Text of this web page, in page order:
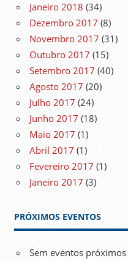
Janeiro 2018 (34)
Dezembro 2017 (8)
Novembro 2017 (31)
Outubro 2017 (15)
Setembro 2017 (40)
Agosto 2017 (20)
Julho 2017 (24)
Junho 2017 (18)
Maio 2017 (1)
Abril 2017 (1)
Fevereiro 2017 (1)
Janeiro 2017 (3)
PRÓXIMOS EVENTOS
Sem eventos próximos